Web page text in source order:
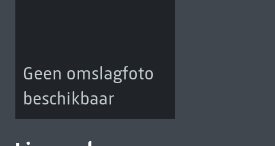
Geen omslagfoto
beschikbaar